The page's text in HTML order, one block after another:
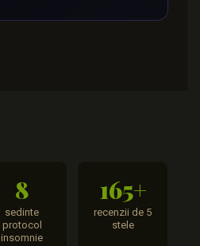
8
sedinte
protocol
insomnie
165+
recenzii de 5
stele